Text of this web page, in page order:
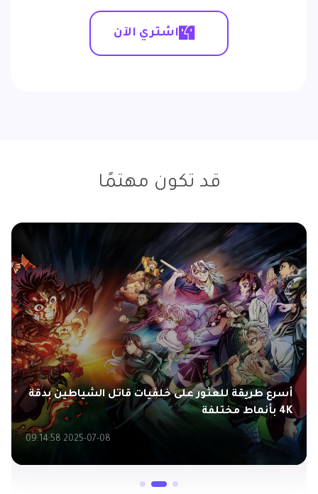
اشتري الآن
قد تكون مهتمًا
أسرع طريقة للعثور على خلفيات قاتل الشياطين بدقة
4K بأنماط مختلفة
2025-07-08 09:14:58